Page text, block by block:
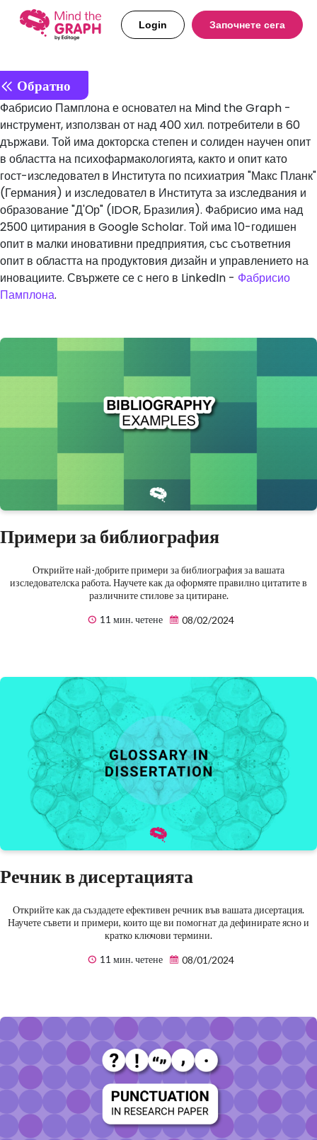
Login Започнете сега
Обратно
Фабрисио Памплона е основател на Mind the Graph -
инструмент, използван от над 400 хил. потребители в 60
държави. Той има докторска степен и солиден научен опит
в областта на психофармакологията, както и опит като
гост-изследовател в Института по психиатрия "Макс Планк"
(Германия) и изследовател в Института за изследвания и
образование "Д'Ор" (IDOR, Бразилия). Фабрисио има над
2500 цитирания в Google Scholar. Той има 10-годишен
опит в малки иновативни предприятия, със съответния
опит в областта на продуктовия дизайн и управлението на
иновациите. Свържете се с него в LinkedIn - Фабрисио
Памплона.
Примери за библиография
Открийте най-добрите примери за библиография за вашата
изследователска работа. Научете как да оформяте правилно цитатите в
различните стилове за цитиране.
11 мин. четене
08/02/2024
Речник в дисертацията
Открийте как да създадете ефективен речник във вашата дисертация.
Научете съвети и примери, които ще ви помогнат да дефинирате ясно и
кратко ключови термини.
11 мин. четене
08/01/2024